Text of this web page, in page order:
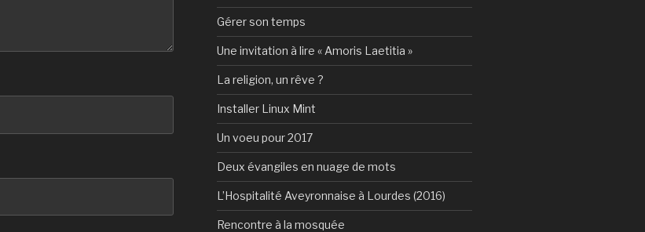
Gérer son temps
Une invitation à lire « Amoris Laetitia »
La religion, un rêve ?
Installer Linux Mint
Un voeu pour 2017
Deux évangiles en nuage de mots
L’Hospitalité Aveyronnaise à Lourdes (2016)
Rencontre à la mosquée